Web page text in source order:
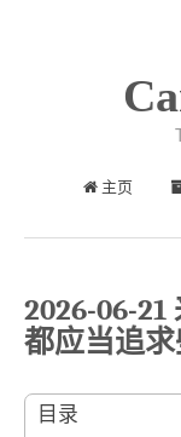
主页
2026-06-
都应当追
目录